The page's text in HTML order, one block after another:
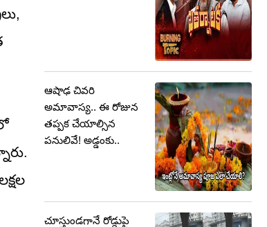
ఆషాఢ చివరి
అమావాస్య.. ఈ రోజున
తప్పక చేయాల్సిన
పనులివే! అడ్డంకు..
చూస్తుండగానే రోడ్డుపై